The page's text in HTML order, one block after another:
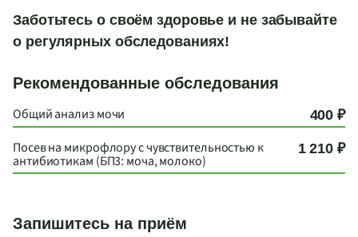
Заботьтесь о своём здоровье и не забывайте
о регулярных обследованиях!
Рекомендованные обследования
Общий анализ мочи
400 ₽
Посев на микрофлору с чувствительностью к
антибиотикам (БП3: моча, молоко)
1 210 ₽
Запишитесь на приём